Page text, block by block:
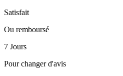
Satisfait
Ou remboursé
7 Jours
Pour changer d'avis